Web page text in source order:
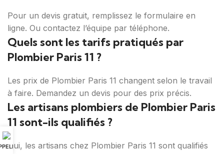
Pour un devis gratuit, remplissez le formulaire en
ligne. Ou contactez l’équipe par téléphone.
Quels sont les tarifs pratiqués par
Plombier Paris 11 ?
Les prix de Plombier Paris 11 changent selon le travail
à faire. Demandez un devis pour des prix précis.
Les artisans plombiers de Plombier Paris
11 sont-ils qualifiés ?
Oui, les artisans chez Plombier Paris 11 sont qualifiés